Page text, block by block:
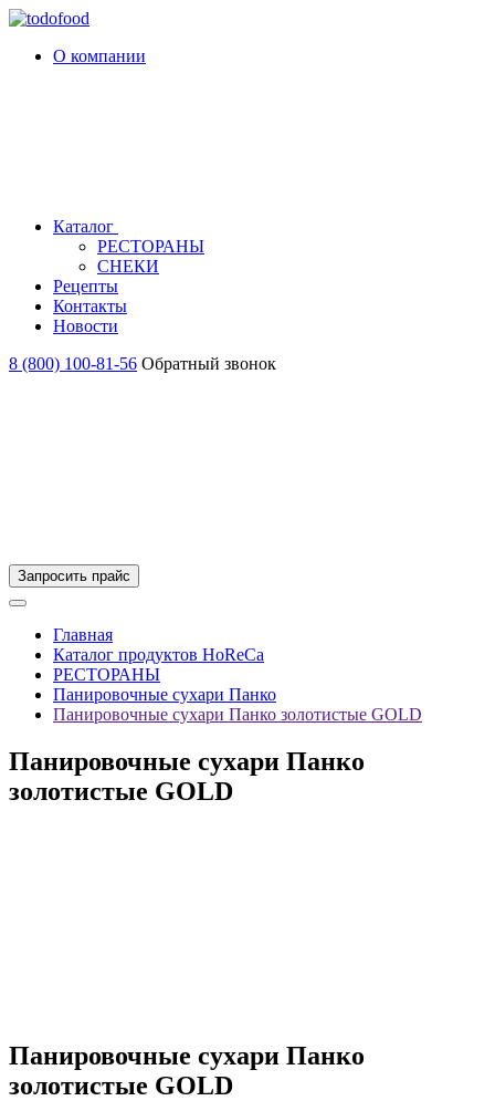
О компании
Каталог
РЕСТОРАНЫ
СНЕКИ
Рецепты
Контакты
Новости
8 (800) 100-81-56 Обратный звонок
Запросить прайс
Главная
Каталог продуктов HoReCa
РЕСТОРАНЫ
Панировочные сухари Панко
Панировочные сухари Панко золотистые GOLD
Панировочные сухари Панко
золотистые GOLD
Панировочные сухари Панко
золотистые GOLD